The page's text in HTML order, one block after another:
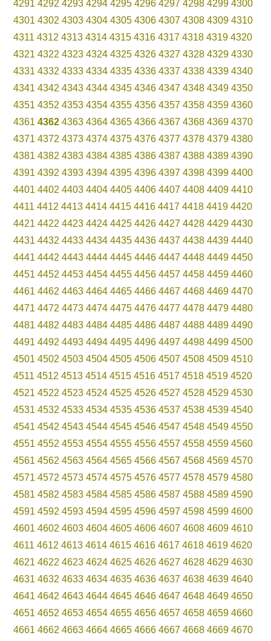
4291 4292 4293 4294 4295 4296 4297 4298 4299 4300
4301 4302 4303 4304 4305 4306 4307 4308 4309 4310
4311 4312 4313 4314 4315 4316 4317 4318 4319 4320
4321 4322 4323 4324 4325 4326 4327 4328 4329 4330
4331 4332 4333 4334 4335 4336 4337 4338 4339 4340
4341 4342 4343 4344 4345 4346 4347 4348 4349 4350
4351 4352 4353 4354 4355 4356 4357 4358 4359 4360
4361 4362 4363 4364 4365 4366 4367 4368 4369 4370
4371 4372 4373 4374 4375 4376 4377 4378 4379 4380
4381 4382 4383 4384 4385 4386 4387 4388 4389 4390
4391 4392 4393 4394 4395 4396 4397 4398 4399 4400
4401 4402 4403 4404 4405 4406 4407 4408 4409 4410
4411 4412 4413 4414 4415 4416 4417 4418 4419 4420
4421 4422 4423 4424 4425 4426 4427 4428 4429 4430
4431 4432 4433 4434 4435 4436 4437 4438 4439 4440
4441 4442 4443 4444 4445 4446 4447 4448 4449 4450
4451 4452 4453 4454 4455 4456 4457 4458 4459 4460
4461 4462 4463 4464 4465 4466 4467 4468 4469 4470
4471 4472 4473 4474 4475 4476 4477 4478 4479 4480
4481 4482 4483 4484 4485 4486 4487 4488 4489 4490
4491 4492 4493 4494 4495 4496 4497 4498 4499 4500
4501 4502 4503 4504 4505 4506 4507 4508 4509 4510
4511 4512 4513 4514 4515 4516 4517 4518 4519 4520
4521 4522 4523 4524 4525 4526 4527 4528 4529 4530
4531 4532 4533 4534 4535 4536 4537 4538 4539 4540
4541 4542 4543 4544 4545 4546 4547 4548 4549 4550
4551 4552 4553 4554 4555 4556 4557 4558 4559 4560
4561 4562 4563 4564 4565 4566 4567 4568 4569 4570
4571 4572 4573 4574 4575 4576 4577 4578 4579 4580
4581 4582 4583 4584 4585 4586 4587 4588 4589 4590
4591 4592 4593 4594 4595 4596 4597 4598 4599 4600
4601 4602 4603 4604 4605 4606 4607 4608 4609 4610
4611 4612 4613 4614 4615 4616 4617 4618 4619 4620
4621 4622 4623 4624 4625 4626 4627 4628 4629 4630
4631 4632 4633 4634 4635 4636 4637 4638 4639 4640
4641 4642 4643 4644 4645 4646 4647 4648 4649 4650
4651 4652 4653 4654 4655 4656 4657 4658 4659 4660
4661 4662 4663 4664 4665 4666 4667 4668 4669 4670